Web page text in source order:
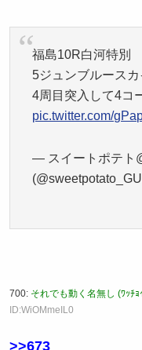
福島10R白河特別
5ジュンブルース
4周目突入して4コ
pic.twitter.com/
— スイートポテト
700: それでも動く名無し (ﾜｯﾁ
ID:WiOMmeIL0
>>673